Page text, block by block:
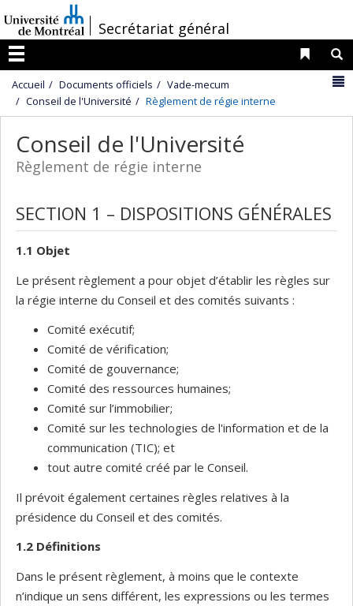
au
contenu
/
Secrétariat général
Menu
Liens
Accueil Documents officiels
Vade-mecum
Conseil de l'Université
Règlement de régie interne
Conseil de l'Université
Règlement de régie interne
SECTION 1 – DISPOSITIONS GÉNÉRALES
1.1 Objet
Le présent règlement a pour objet d’établir les règles sur
la régie interne du Conseil et des comités suivants :
Comité exécutif;
Comité de vérification;
Comité de gouvernance;
Comité des ressources humaines;
Comité sur l’immobilier;
Comité sur les technologies de l'information et de la
communication (TIC); et
tout autre comité créé par le Conseil.
Il prévoit également certaines règles relatives à la
présidence du Conseil et des comités.
1.2 Définitions
Dans le présent règlement, à moins que le contexte
n’indique un sens différent, les expressions ou les termes